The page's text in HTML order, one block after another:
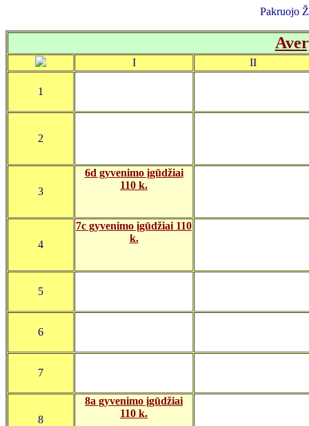
Pakruojo
I II
1
2
3
6d gyvenimo įgūdžiai
110 k.
4
7c gyvenimo įgūdžiai 110
k.
5
6
7
8
8a gyvenimo įgūdžiai
110 k.